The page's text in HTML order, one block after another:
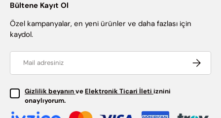
Bültene Kayıt Ol
Özel kampanyalar, en yeni ürünler ve daha fazlası için
kaydol.
Abone ol
Gizlilik beyanınve Elektronik Ticari İleti iznini
onaylıyorum.